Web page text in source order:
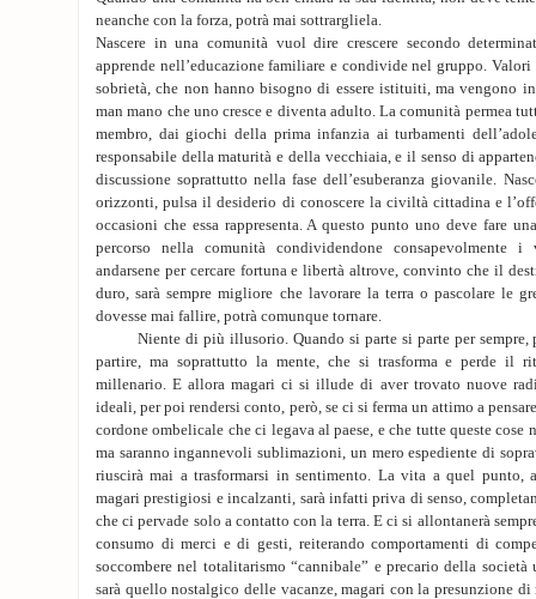
neanche con la forza, potrà mai sottrargliela.
Nascere in una comunità vuol dire crescere secondo
apprende nell’educazione familiare e condivide nel gruppo.
sobrietà, che non hanno bisogno di essere istituiti, ma vengono
man mano che uno cresce e diventa adulto. La comunità permea
membro, dai giochi della prima infanzia ai turbamenti
responsabile della maturità e della vecchiaia, e il senso di
discussione soprattutto nella fase dell’esuberanza giovanile.
orizzonti, pulsa il desiderio di conoscere la civiltà cittadina e
occasioni che essa rappresenta. A questo punto uno deve fare
percorso nella comunità condividendone consapevolmente
andarsene per cercare fortuna e libertà altrove, convinto che il
duro, sarà sempre migliore che lavorare la terra o pascolare le
dovesse mai fallire, potrà comunque tornare.
Niente di più illusorio. Quando si parte si parte per sempre,
partire, ma soprattutto la mente, che si trasforma e perde il
millenario. E allora magari ci si illude di aver trovato nuove
ideali, per poi rendersi conto, però, se ci si ferma un attimo a
cordone ombelicale che ci legava al paese, e che tutte queste
ma saranno ingannevoli sublimazioni, un mero espediente di
riuscirà mai a trasformarsi in sentimento. La vita a quel punto,
magari prestigiosi e incalzanti, sarà infatti priva di senso,
che ci pervade solo a contatto con la terra. E ci si allontanerà
consumo di merci e di gesti, reiterando comportamenti di
soccombere nel totalitarismo “cannibale” e precario della società
sarà quello nostalgico delle vacanze, magari con la presunzione